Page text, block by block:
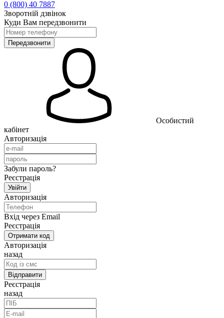
0 (800) 40 7887
Зворотній дзвінок
Куди Вам передзвонити
Особистий
кабінет
Авторизація
Забули пароль?
Реєстрація
Авторизація
Вхід через Email
Реєстрація
Авторизація
назад
Реєстрація
назад